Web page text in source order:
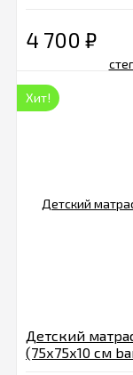
4 700 ₽
Хит!
Детский
(75х75х10 см